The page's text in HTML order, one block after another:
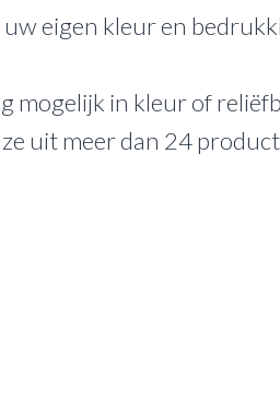
uw eigen kleur en
mogelijk in kleur of
uit meer dan 24